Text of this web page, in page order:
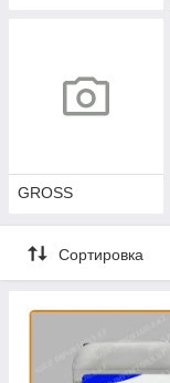
GROSS
Сортировка